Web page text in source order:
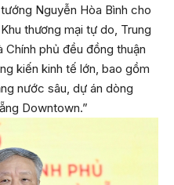
Nguyễn Hòa Bình cho
thương mại tự do, Trung
Chính phủ đều đồng thuận
kiến kinh tế lớn, bao gồm
nước sâu, dự án dòng
Downtown.”